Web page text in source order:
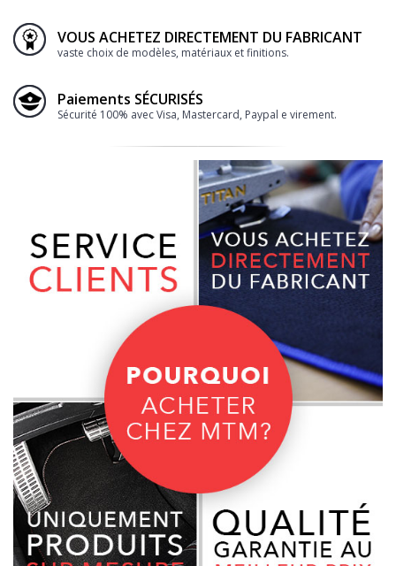
VOUS ACHETEZ DIRECTEMENT DU FABRICANT
vaste choix de modèles, matériaux et finitions.
Paiements SÉCURISÉS
Sécurité 100% avec Visa, Mastercard, Paypal e virement.